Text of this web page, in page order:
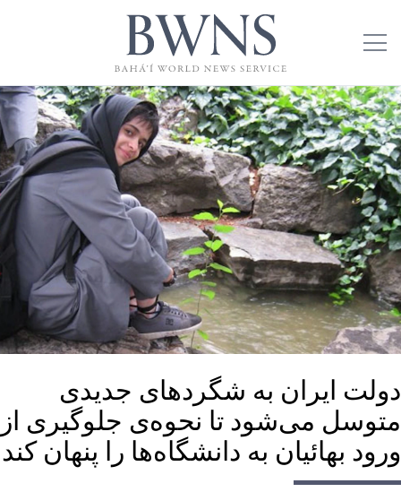
دولت ایران به شگردهای جدیدی
متوسل می‌شود تا نحوه‌ی جلوگیری از
ورود بهائیان به دانشگاه‌ها را پنهان کند